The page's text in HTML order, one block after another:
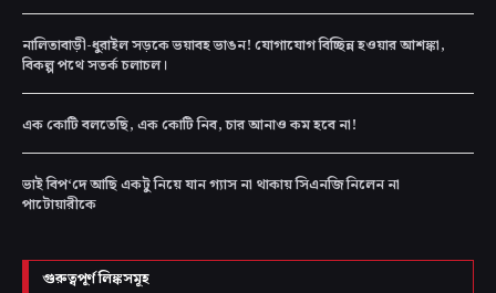
নালিতাবাড়ী-ধুরাইল সড়কে ভয়াবহ ভাঙন! যোগাযোগ বিচ্ছিন্ন হওয়ার আশঙ্কা,
বিকল্প পথে সতর্ক চলাচল।
এক কোটি বলতেছি, এক কোটি নিব, চার আনাও কম হবে না!
ভাই বিপ‘দে আছি একটু নিয়ে যান গ্যাস না থাকায় সিএনজি নিলেন না
পাটোয়ারীকে
গুরুত্বপূর্ণ লিঙ্কসমূহ